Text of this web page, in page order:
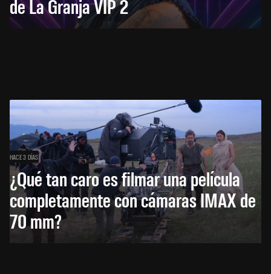
de La Granja VIP 2
HACE 3 DÍAS
¿Qué tan caro es filmar una película
completamente con cámaras IMAX de
70 mm?